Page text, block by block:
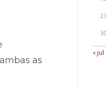
as
23
« jul